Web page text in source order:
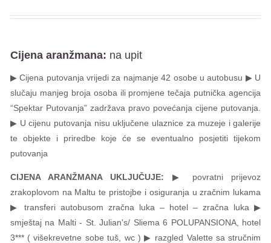
Cijena aranžmana: na upit
▶ Cijena putovanja vrijedi za najmanje 42 osobe u autobusu ▶ U
slučaju manjeg broja osoba ili promjene tečaja putnička agencija
“Spektar Putovanja” zadržava pravo povećanja cijene putovanja.
▶ U cijenu putovanja nisu uključene ulaznice za muzeje i galerije
te objekte i priredbe koje će se eventualno posjetiti tijekom
putovanja
CIJENA ARANŽMANA UKLJUČUJE: ▶ povratni prijevoz
zrakoplovom na Maltu te pristojbe i osiguranja u zračnim lukama
▶ transferi autobusom zračna luka – hotel – zračna luka ▶
smještaj na Malti - St. Julian's/ Sliema 6 POLUPANSIONA, hotel
3*** ( višekrevetne sobe tuš, wc ) ▶ razgled Valette sa stručnim